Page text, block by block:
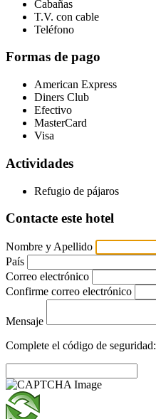
Cabañas
T.V. con cable
Teléfono
Formas de pago
American Express
Diners Club
Efectivo
MasterCard
Visa
Actividades
Refugio de pájaros
Contacte este hotel
Nombre y Apellido
País
Correo electrónico
Confirme correo electrónico
Mensaje
Complete el código de seguridad: